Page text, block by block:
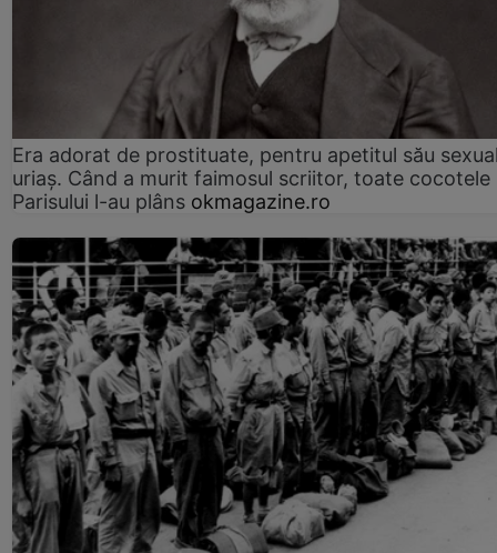
Era adorat de prostituate, pentru apetitul său
uriaș. Când a murit faimosul scriitor, toate cocotele
Parisului l-au plâns okmagazine.ro